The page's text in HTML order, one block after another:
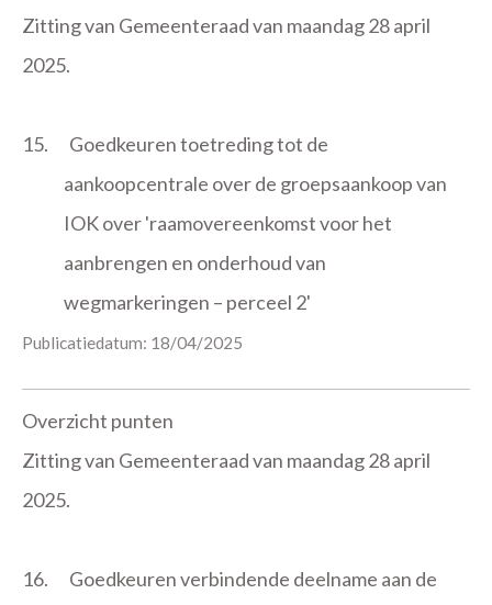
Zitting van Gemeenteraad van maandag 28 april
2025.
15.
Goedkeuren toetreding tot de
aankoopcentrale over de groepsaankoop van
IOK over 'raamovereenkomst voor het
aanbrengen en onderhoud van
wegmarkeringen – perceel 2'
Publicatiedatum: 18/04/2025
Overzicht punten
Zitting van Gemeenteraad van maandag 28 april
2025.
16.
Goedkeuren verbindende deelname aan de